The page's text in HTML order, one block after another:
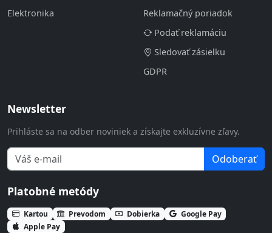
Elektronika
Reklamačný poriadok
Podať reklamáciu
Sledovať zásielku
GDPR
Newsletter
Prihláste sa na odber noviniek a získajte exkluzívne zľavy.
Odoberať
Platobné metódy
Kartou Prevodom Dobierka
Google Pay
Apple Pay